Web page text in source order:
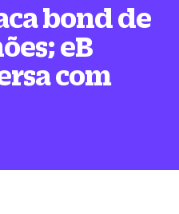
bond de
eB
com